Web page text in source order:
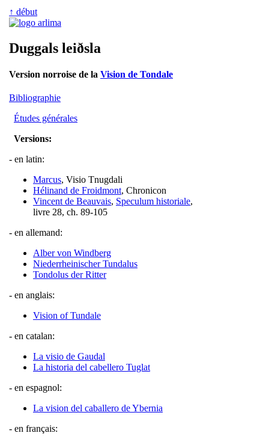
↑ début
Duggals leiðsla
Version norroise de la Vision de Tondale
Bibliographie
Études générales
Versions:
- en latin:
Marcus, Visio Tnugdali
Hélinand de Froidmont, Chronicon
Vincent de Beauvais, Speculum historiale,
livre 28, ch. 89-105
- en allemand:
Alber von Windberg
Niederrheinischer Tundalus
Tondolus der Ritter
- en anglais:
Vision of Tundale
- en catalan:
La visio de Gaudal
La historia del cabellero Tuglat
- en espagnol:
La vision del caballero de Ybernia
- en français: